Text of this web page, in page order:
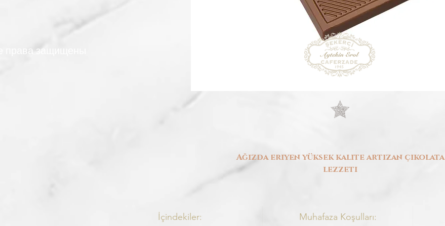
Ağızda eriyen yüksek kalite artizan çikolata
lezzeti
İçindekiler: Muhafaza Koşulları:
права защищены